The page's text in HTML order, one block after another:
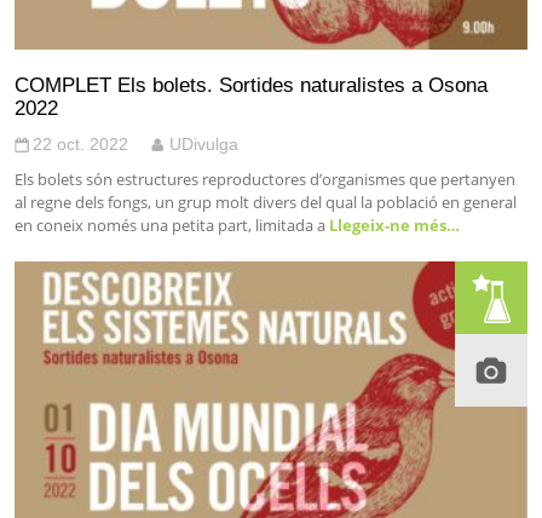
COMPLET Els bolets. Sortides naturalistes a Osona
2022
22 oct. 2022 UDivulga
Els bolets són estructures reproductores d’organismes que pertanyen
al regne dels fongs, un grup molt divers del qual la població en general
en coneix només una petita part, limitada a Llegeix-ne més…